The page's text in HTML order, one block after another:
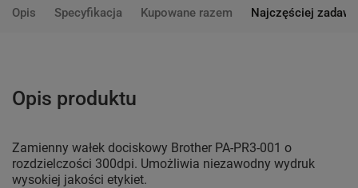
Opis Specyfikacja Kupowane razem Najczęściej
Opis produktu
Zamienny wałek dociskowy Brother PA-PR3-001 o
rozdzielczości 300dpi. Umożliwia niezawodny wydruk
wysokiej jakości etykiet.